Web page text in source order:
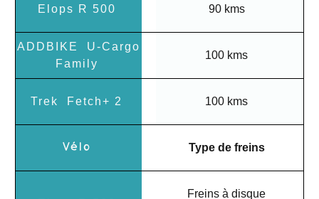
90 kms
100 kms
100 kms
Type de freins
Freins à disque